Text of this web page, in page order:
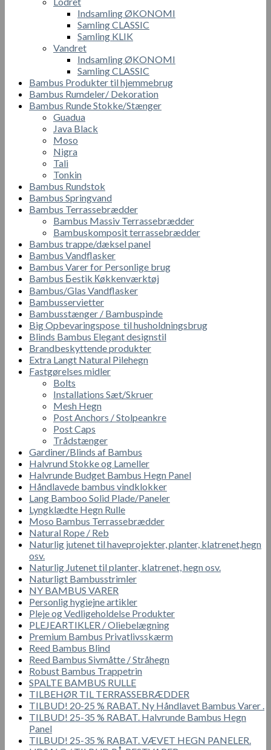
Indsamling ØKONOMI
Samling CLASSIC
Samling KLIK
Vandret
Indsamling ØKONOMI
Samling CLASSIC
Bambus Produkter til hjemmebrug
Bambus Rumdeler/ Dekoration
Bambus Runde Stokke/Stænger
Guadua
Java Black
Moso
Nigra
Tali
Tonkin
Bambus Rundstok
Bambus Springvand
Bambus Terrassebrædder
Bambus Massiv Terrassebrædder
Bambuskomposit terrassebrædder
Bambus trappe/dæksel panel
Bambus Vandflasker
Bambus Varer for Personlige brug
Bambus Бestik Кøkkenværktøj
Bambus/Glas Vandflasker
Bambusservietter
Bambusstænger / Bambuspinde
Big Opbevaringspose til husholdningsbrug
Blinds Bambus Elegant designstil
Brandbeskyttende produkter
Extra Langt Natural Pilehegn
Fastgørelses midler
Bolts
Installations Sæt/Skruer
Mesh Hegn
Post Anchors / Stolpeankre
Post Caps
Trådstænger
Gardiner/Blinds af Bambus
Halvrund Stokke og Lameller
Halvrunde Budget Bambus Hegn Panel
Håndlavede bambus vindklokker
Lang Bamboo Solid Plade/Paneler
Lyngklædte Hegn Rulle
Moso Bambus Terrassebrædder
Natural Rope / Reb
Naturlig jutenet til haveprojekter, planter, klatrenet,hegn
osv.
Naturlig Jutenet til planter, klatrenet, hegn osv.
Naturligt Bambusstrimler
NY BAMBUS VARER
Personlig hygiejne artikler
Pleje og Vedligeholdelse Produkter
PLEJEARTIKLER / Oliebelægning
Premium Bambus Privatlivsskærm
Reed Bambus Blind
Reed Bambus Sivmåtte / Stråhegn
Robust Bambus Trappetrin
SPALTE BAMBUS RULLE
TILBEHØR TIL TERRASSEBRÆDDER
TILBUD! 20-25 % RABAT. Ny Håndlavet Bambus Varer .
TILBUD! 25-35 % RABAT. Halvrunde Bambus Hegn
Panel
TILBUD! 25-35 % RABAT. VÆVET HEGN PANELER.